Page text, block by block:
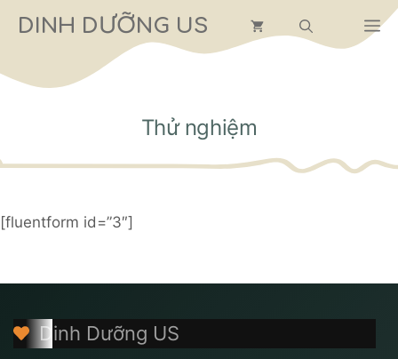
đến
dung
DINH DƯỠNG US
Thử nghiệm
[fluentform id=”3″]
Dinh Dưỡng US